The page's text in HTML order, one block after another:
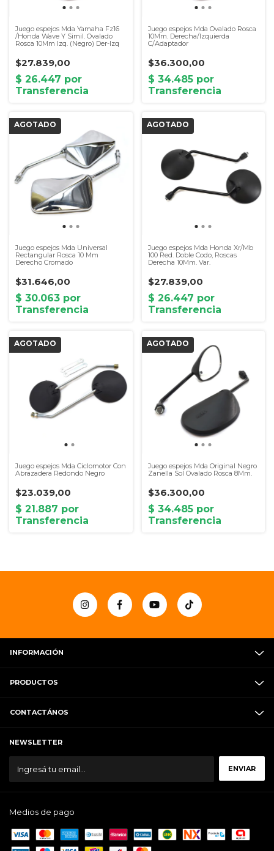
Juego espejos Mda Yamaha Fz16
/Honda Wave Y Simil. Ovalado
Rosca 10Mm Izq. (Negro) Der-Izq
$27.839,00
Juego espejos Mda Ovalado Rosca
10Mm. Derecha/Izquierda
C/Adaptador
$36.300,00
Juego espejos Mda Universal
Rectangular Rosca 10 Mm
Derecho Cromado
$31.646,00
Juego espejos Mda Honda Xr/Mb
100 Red. Doble Codo, Roscas
Derecha 10Mm. Var.
$27.839,00
Juego espejos Mda Ciclomotor Con
Abrazadera Redondo Negro
$23.039,00
Juego espejos Mda Original Negro
Zanella Sol Ovalado Rosca 8Mm.
$36.300,00
INFORMACIÓN
PRODUCTOS
CONTACTÁNOS
NEWSLETTER
Medios de pago